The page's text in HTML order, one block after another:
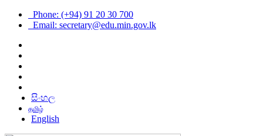
Phone: (+94) 91 20 30 700
Email: secretary@edu.min.gov.lk
සිංහල
தமிழ்
English